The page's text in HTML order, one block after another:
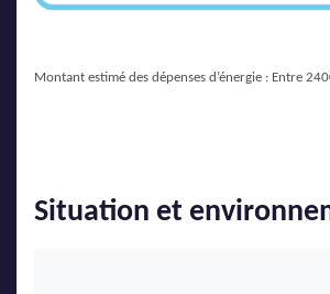
Montant estimé des dépenses d’énergie : Entre
Situation et